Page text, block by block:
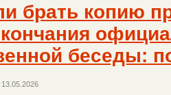
брать копию
беседы: